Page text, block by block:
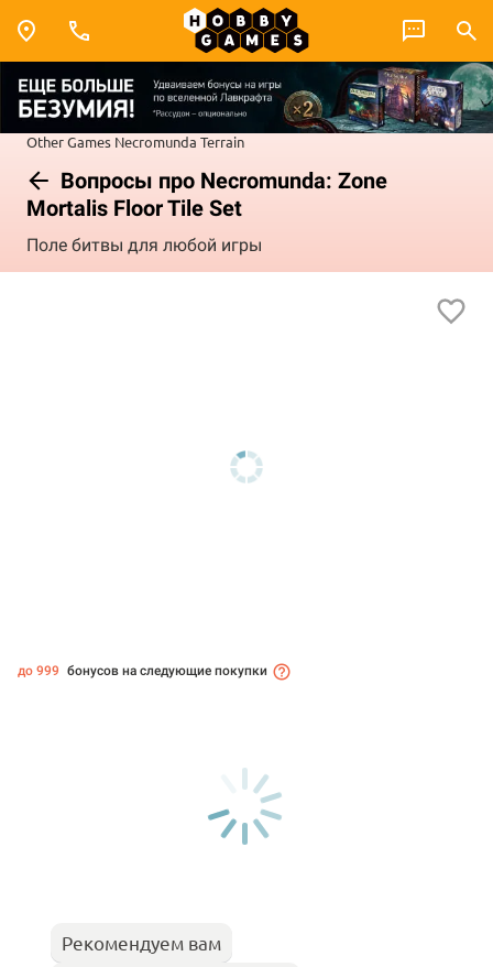
Other Games Necromunda Terrain
Вопросы про Necromunda: Zone
Mortalis Floor Tile Set
Поле битвы для любой игры
до 999 бонусов на следующие покупки
Рекомендуем вам